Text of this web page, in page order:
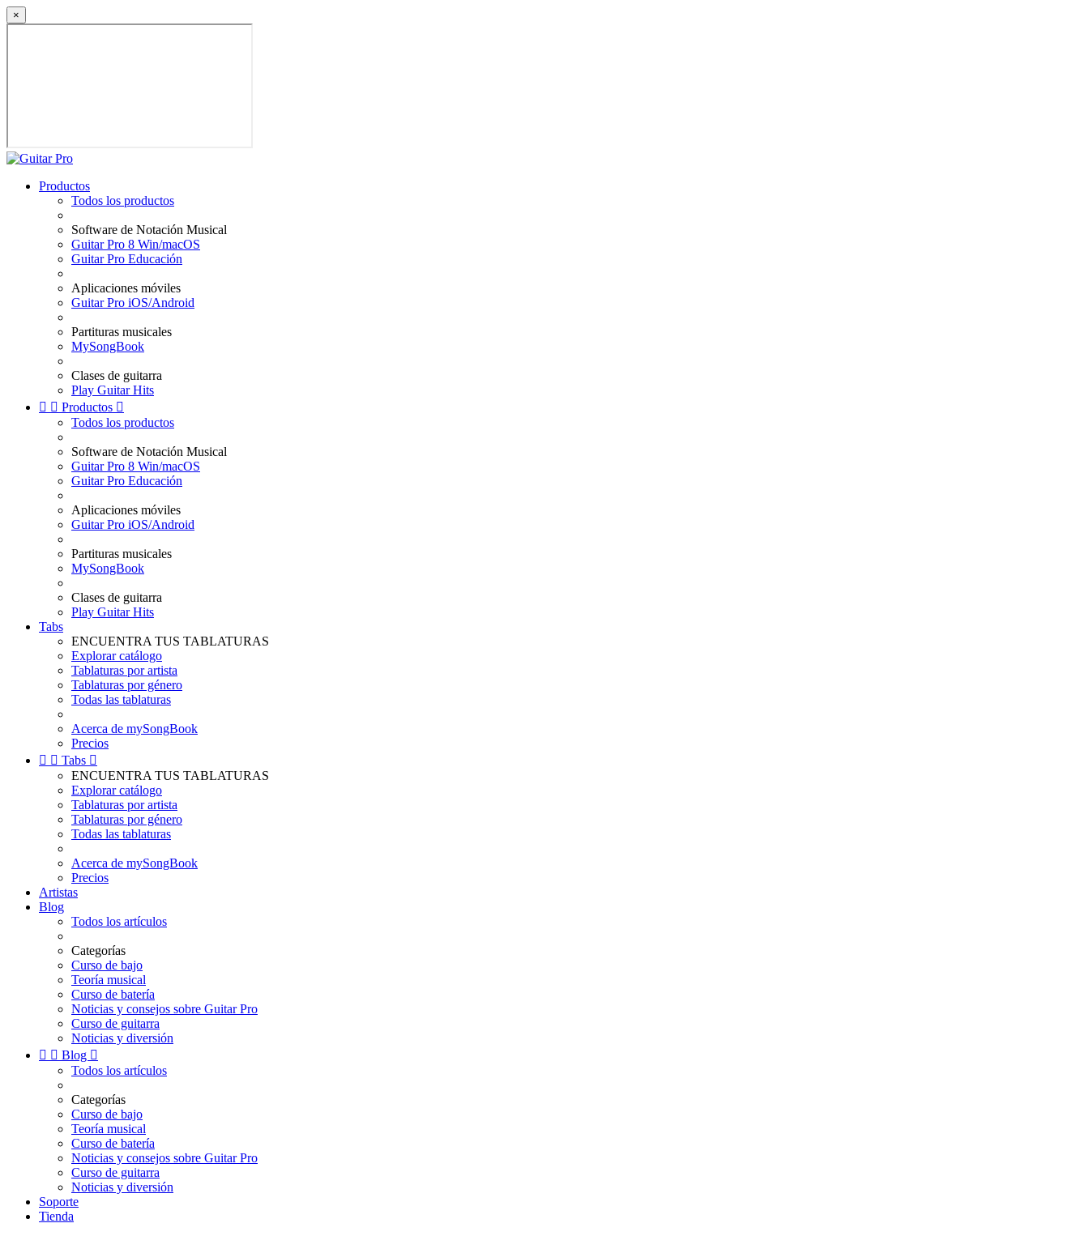
×
Productos
Todos los productos
Software de Notación Musical
Guitar Pro 8 Win/macOS
Guitar Pro Educación
Aplicaciones móviles
Guitar Pro iOS/Android
Partituras musicales
MySongBook
Clases de guitarra
Play Guitar Hits
  Productos 
Todos los productos
Software de Notación Musical
Guitar Pro 8 Win/macOS
Guitar Pro Educación
Aplicaciones móviles
Guitar Pro iOS/Android
Partituras musicales
MySongBook
Clases de guitarra
Play Guitar Hits
Tabs
ENCUENTRA TUS TABLATURAS
Explorar catálogo
Tablaturas por artista
Tablaturas por género
Todas las tablaturas
Acerca de mySongBook
Precios
  Tabs 
ENCUENTRA TUS TABLATURAS
Explorar catálogo
Tablaturas por artista
Tablaturas por género
Todas las tablaturas
Acerca de mySongBook
Precios
Artistas
Blog
Todos los artículos
Categorías
Curso de bajo
Teoría musical
Curso de batería
Noticias y consejos sobre Guitar Pro
Curso de guitarra
Noticias y diversión
  Blog 
Todos los artículos
Categorías
Curso de bajo
Teoría musical
Curso de batería
Noticias y consejos sobre Guitar Pro
Curso de guitarra
Noticias y diversión
Soporte
Tienda